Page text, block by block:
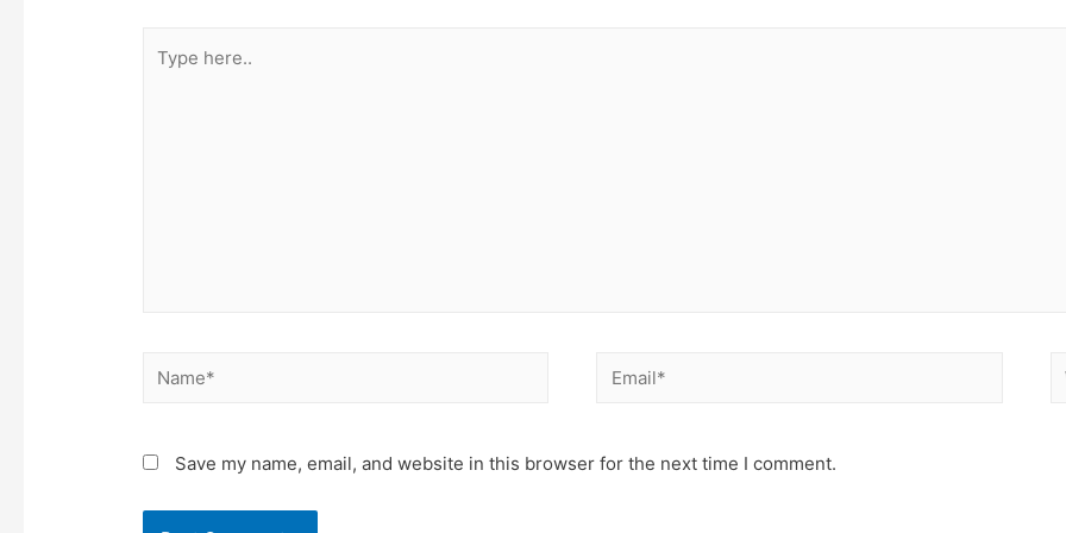
here..
Name* Email*
Save my name, email, and website in this browser for the next time I comment.